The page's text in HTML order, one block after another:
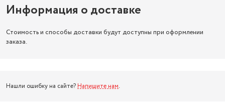
Информация о доставке
Стоимость и способы доставки будут доступны при оформлении
заказа.
Нашли ошибку на сайте? Напишите нам.